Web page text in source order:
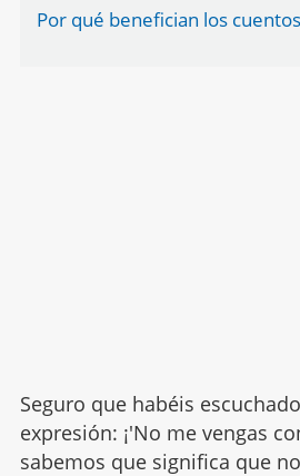
Por qué benefician los
Seguro que habéis
expresión: ¡'No me vengas
sabemos que significa que